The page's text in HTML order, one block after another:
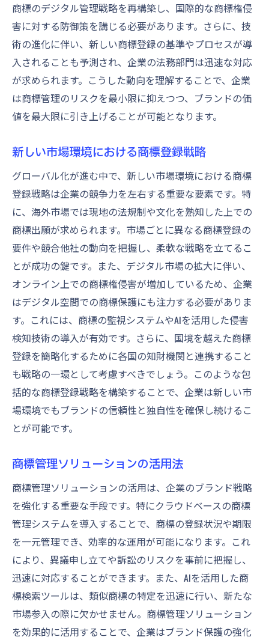
商標のデジタル管理戦略を再構築し、国際的な商標権侵
害に対する防御策を講じる必要があります。さらに、技
術の進化に伴い、新しい商標登録の基準やプロセスが導
入されることも予測され、企業の法務部門は迅速な対応
が求められます。こうした動向を理解することで、企業
は商標管理のリスクを最小限に抑えつつ、ブランドの価
値を最大限に引き上げることが可能となります。
新しい市場環境における商標登録戦略
グローバル化が進む中で、新しい市場環境における商標
登録戦略は企業の競争力を左右する重要な要素です。特
に、海外市場では現地の法規制や文化を熟知した上での
商標出願が求められます。市場ごとに異なる商標登録の
要件や競合他社の動向を把握し、柔軟な戦略を立てるこ
とが成功の鍵です。また、デジタル市場の拡大に伴い、
オンライン上での商標権侵害が増加しているため、企業
はデジタル空間での商標保護にも注力する必要がありま
す。これには、商標の監視システムやAIを活用した侵害
検知技術の導入が有効です。さらに、国境を越えた商標
登録を簡略化するために各国の知財機関と連携すること
も戦略の一環として考慮すべきでしょう。このような包
括的な商標登録戦略を構築することで、企業は新しい市
場環境でもブランドの信頼性と独自性を確保し続けるこ
とが可能です。
商標管理ソリューションの活用法
商標管理ソリューションの活用は、企業のブランド戦略
を強化する重要な手段です。特にクラウドベースの商標
管理システムを導入することで、商標の登録状況や期限
を一元管理でき、効率的な運用が可能になります。これ
により、異議申し立てや訴訟のリスクを事前に把握し、
迅速に対応することができます。また、AIを活用した商
標検索ツールは、類似商標の特定を迅速に行い、新たな
市場参入の際に欠かせません。商標管理ソリューション
を効果的に活用することで、企業はブランド保護の強化